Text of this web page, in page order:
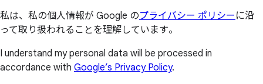
私は、私の個人情報が Google のプライバシー ポリシー に沿
って取り扱われることを理解しています。
I understand my personal data will be processed in
accordance with Google’s Privacy Policy.